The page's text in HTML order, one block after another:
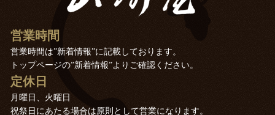
営業時間
営業時間は”新着情報”に記載しております。
トップページの”新着情報”よりご確認ください。
定休日
月曜日、火曜日
祝祭日にあたる場合は原則として営業になります。